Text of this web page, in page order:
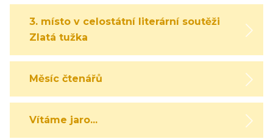
3. místo v celostátní literární soutěži
Zlatá tužka
Měsíc čtenářů
Vítáme jaro...